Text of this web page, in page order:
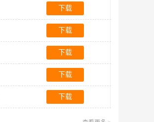
下载
下载
下载
下载
下载